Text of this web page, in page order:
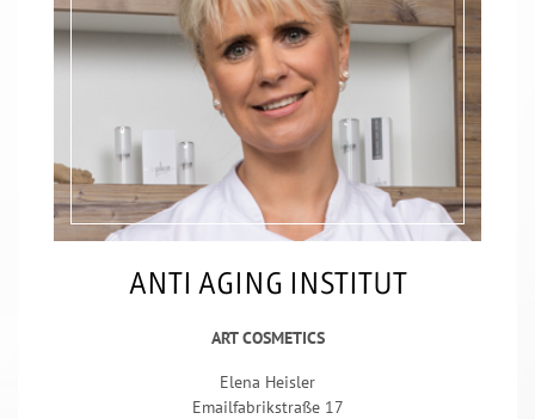
ANTI AGING INSTITUT
ART COSMETICS
Elena Heisler
Emailfabrikstraße 17